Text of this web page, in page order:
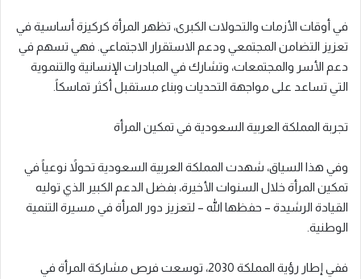
في أوقات الأزمات والتحولات الكبرى، تظهر المرأة كركيزة أساسية في
تعزيز التضامن المجتمعي ودعم الاستقرار الاجتماعي. فهي تسهم في
دعم الأسر والمجتمعات، وتشارك في المبادرات الإنسانية والتنموية
التي تساعد على مواجهة التحديات وبناء مستقبل أكثر تماسكاً.
تجربة المملكة العربية السعودية في تمكين المرأة
وفي هذا السياق، شهدت المملكة العربية السعودية تحولاً نوعياً في
تمكين المرأة خلال السنوات الأخيرة، بفضل الدعم الكبير الذي توليه
القيادة الرشيدة – حفظها الله – لتعزيز دور المرأة في مسيرة التنمية
الوطنية.
ففي إطار رؤية المملكة 2030، توسعت فرص مشاركة المرأة في